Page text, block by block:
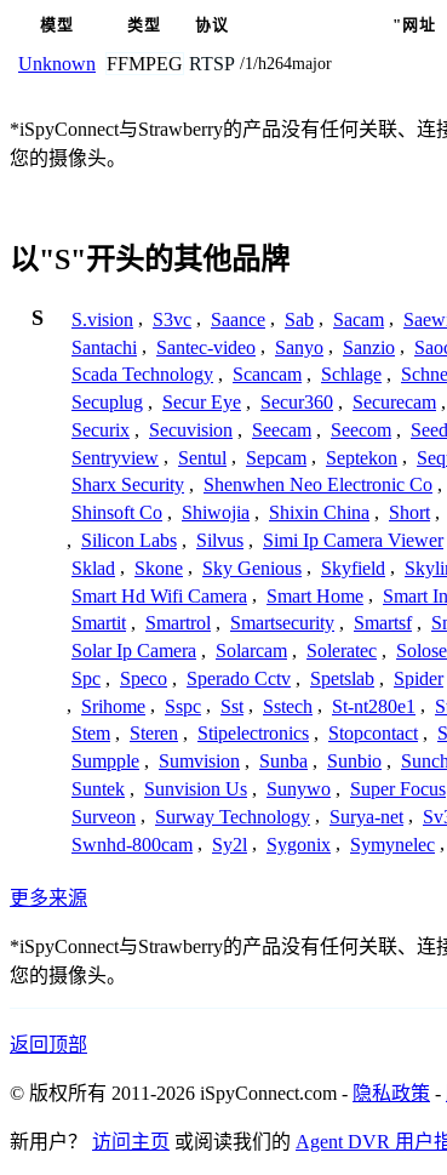
模型 类型 协议 "网址
Unknown FFMPEG RTSP /1/h264major
*iSpyConnect与Strawberry的产品没有任何关联、
您的摄像头。
以"S"开头的其他品牌
S S.vision , S3vc , Saance , Sab , Sacam ,
Santachi , Santec-video , Sanyo , Sanzio ,
Scada Technology , Scancam , Schlage ,
Secuplug , Secur Eye , Secur360 , Securecam ,
Securix , Secuvision , Seecam , Seecom ,
Sentryview , Sentul , Sepcam , Septekon ,
Sharx Security , Shenwhen Neo Electronic Co ,
Shinsoft Co , Shiwojia , Shixin China , Short ,
, Silicon Labs , Silvus , Simi Ip Camera Viewer
Sklad , Skone , Sky Genious , Skyfield ,
Smart Hd Wifi Camera , Smart Home , Smart
Smartit , Smartrol , Smartsecurity , Smartsf ,
Solar Ip Camera , Solarcam , Soleratec ,
Spc , Speco , Sperado Cctv , Spetslab , Spider
, Srihome , Sspc , Sst , Sstech , St-nt280e1 ,
Stem , Steren , Stipelectronics , Stopcontact ,
Sumpple , Sumvision , Sunba , Sunbio ,
Suntek , Sunvision Us , Sunywo , Super Focus
Surveon , Surway Technology , Surya-net ,
Swnhd-800cam , Sy2l , Sygonix , Symynelec ,
更多来源
*iSpyConnect与Strawberry的产品没有任何关联、
您的摄像头。
返回顶部
© 版权所有 2011-2026 iSpyConnect.com - 隐私政策 -
新用户？ 访问主页 或阅读我们的 Agent DVR 用户